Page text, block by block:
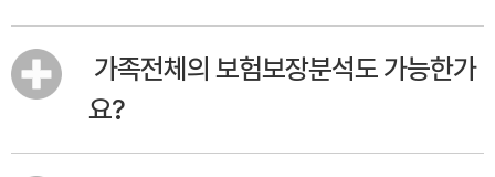
가족전체의 보험보장분석도 가능한가
요?